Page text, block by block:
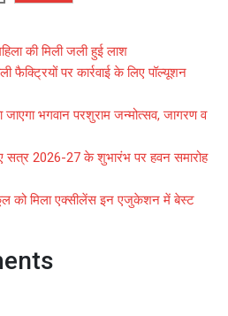
की मिली जली हुई लाश
फैक्ट्रियों पर कार्रवाई के लिए पॉल्यूशन
जाएगा भगवान परशुराम जन्मोत्सव, जागरण व
सत्र 2026-27 के शुभारंभ पर हवन समारोह
को मिला एक्सीलेंस इन एजुकेशन में बेस्ट